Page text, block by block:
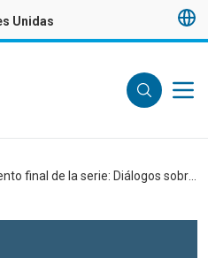
Unidas
de navegación